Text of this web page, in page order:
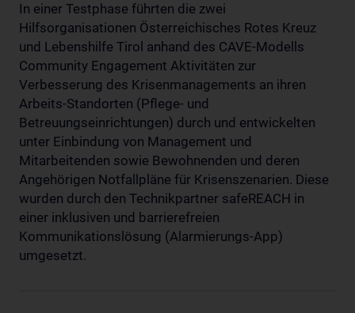
In einer Testphase führten die zwei
Hilfsorganisationen Österreichisches Rotes Kreuz
und Lebenshilfe Tirol anhand des CAVE-Modells
Community Engagement Aktivitäten zur
Verbesserung des Krisenmanagements an ihren
Arbeits-Standorten (Pflege- und
Betreuungseinrichtungen) durch und entwickelten
unter Einbindung von Management und
Mitarbeitenden sowie Bewohnenden und deren
Angehörigen Notfallpläne für Krisenszenarien. Diese
wurden durch den Technikpartner safeREACH in
einer inklusiven und barrierefreien
Kommunikationslösung (Alarmierungs-App)
umgesetzt.